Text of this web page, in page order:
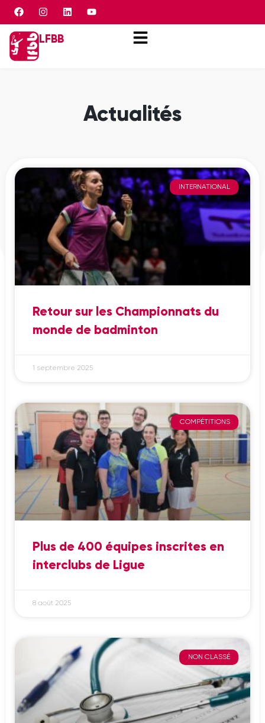
Panneau de gestion des cookies
LFBB
Actualités
INTERNATIONAL
Retour sur les Championnats du
monde de badminton
1 septembre 2025
COMPÉTITIONS
Plus de 400 équipes inscrites en
interclubs de Ligue
8 août 2025
NON CLASSÉ